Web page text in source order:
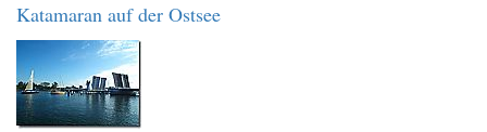
Katamaran auf der Ostsee